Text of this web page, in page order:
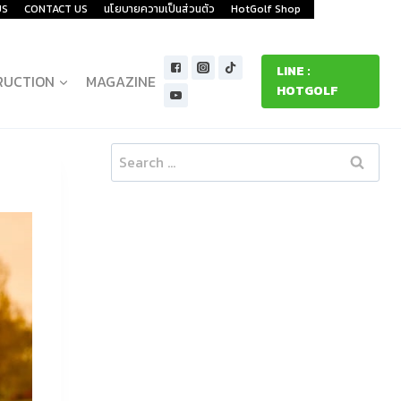
CONTACT US นโยบายความเป็นส่วนตัว HotGolf Shop
MAGAZINE
LINE :
HOTGOLF
Search
for: